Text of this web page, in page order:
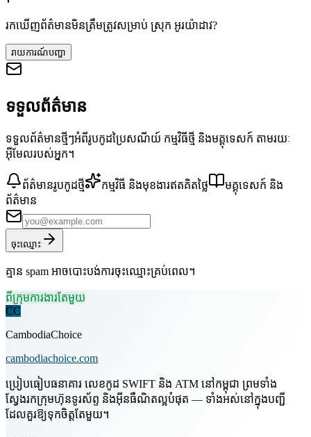
រកឃើញព័ត៌មានមិនត្រឹមត្រូវសម្រាប់ ស្រុក អូរយ៉ាដាវ?
រាយការណ៍បញ្ហា
ទទួលព័ត៌មាន
ទទួលព័ត៌មានថ្មីៗអំពីរូបកូដប្រៃសណីយ៍ កម្មវិធីថ្មី និងមគ្គុទេសក៍ តាមរយៈ
អ៊ីមែលរបស់អ្នក។
ព័ត៌មានរូបកូដថ្មី កម្មវិធី និងមុខងារឥតគិតថ្លៃ
មគ្គុទេសក៍ និង
ព័ត៌មាន
ចុះឈ្មោះ
គ្មាន spam អាចបោះបង់ការចុះឈ្មោះគ្រប់ពេល។
ពីក្រុមការងារតែមួយ
CC
CambodiaChoice
cambodiachoice.com
ប្រៀបធៀបធនាគារ លេខកូដ SWIFT និង ATM នៅកម្ពុជា ព្រមទាំង
ស្វែងរកក្រុមហ៊ុនទូរស័ព្ទ និងអ៊ីនធឺណិតល្អបំផុត — ទាំងអស់នៅក្នុងបញ្ជី
ដែលគួរឱ្យទុកចិត្តតែមួយ។